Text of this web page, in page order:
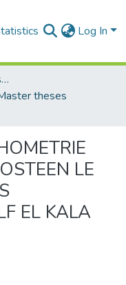
Log In
Faculty of Natural Sciences and Life
theses
LE
EL KALA